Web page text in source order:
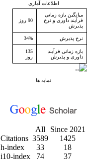
اطلاعات آماری
میانگین بازه زمانی
فرآیند داوری و نرخ
پذیرش
90 روز
نرخ پذیرش 34%
بازه زمانی فرآیند
داوری و پذیرش
135
روز
نمایه ها
All
Since 2021
Citations 3589
1425
h-index
33
18
i10-index
74 37